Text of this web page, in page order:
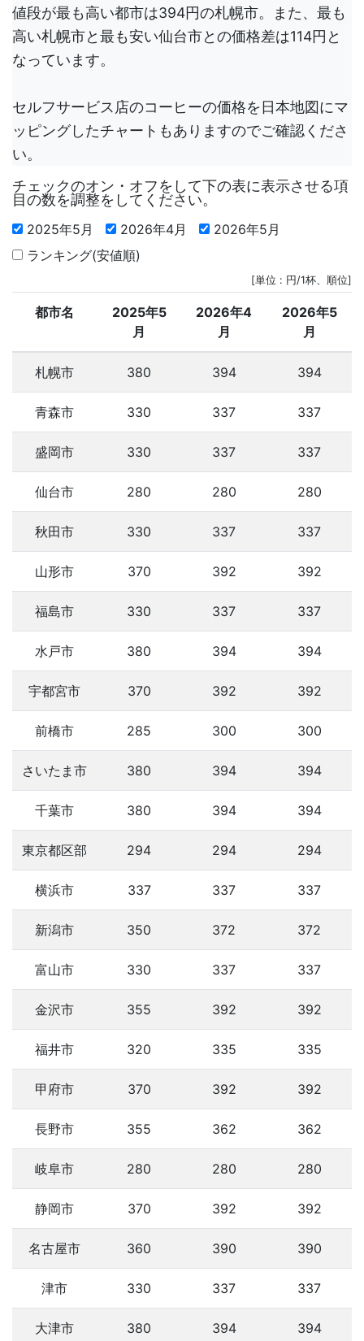
値段が最も高い都市は394円の札幌市。また、最も
高い札幌市と最も安い仙台市との価格差は114円と
なっています。
セルフサービス店のコーヒーの価格を日本地図にマ
ッピングしたチャートもありますのでご確認くださ
い。
チェックのオン・オフをして下の表に表示させる項
目の数を調整をしてください。
2025年5月 2026年4月
2026年5月
ランキング(安値順)
[単位 : 円/1杯、順位]
都市名
2025年5
月
2026年4
月
2026年5
月
札幌市 380 394 394
青森市 330 337 337
盛岡市 330 337 337
仙台市 280 280 280
秋田市 330 337 337
山形市 370 392 392
福島市 330 337 337
水戸市 380 394 394
宇都宮市 370 392 392
前橋市 285 300 300
さいたま市 380 394 394
千葉市 380 394 394
東京都区部 294 294 294
横浜市 337 337 337
新潟市 350 372 372
富山市 330 337 337
金沢市 355 392 392
福井市 320 335 335
甲府市 370 392 392
長野市 355 362 362
岐阜市 280 280 280
静岡市 370 392 392
名古屋市 360 390 390
津市 330 337 337
大津市 380 394 394